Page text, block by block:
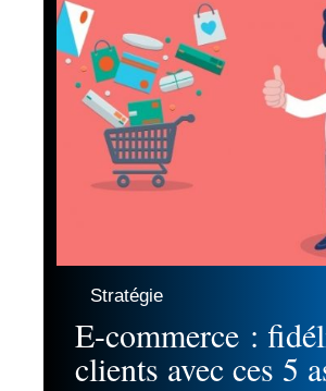
Stratégie
E-commerce :
clients avec ces 5